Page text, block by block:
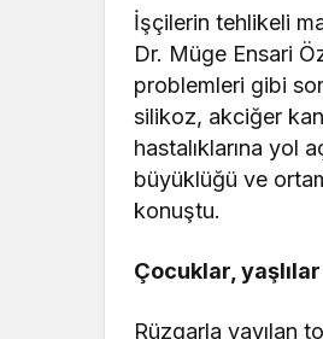
İşçilerin tehlikeli
Dr. Müge Ensari
problemleri gibi
silikoz, akciğer
hastalıklarına yol
büyüklüğü ve
konuştu.
Çocuklar,
Rüzgarla yayılan